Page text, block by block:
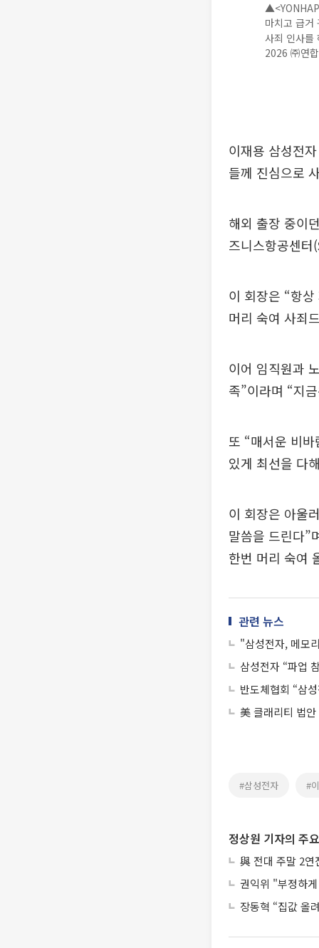
마치고 급거
사죄 인사
2026 ㈜연
이재용 삼성전
들께 진심으로
해외 출장 중이
즈니스항공센터
이 회장은 “항
머리 숙여 사죄
이어 임직원과
족”이라며 “지
또 “매서운 비
있게 최선을 다
이 회장은 아울
말씀을 드린다”
한번 머리 숙여
관련 뉴스
"삼성전자, 메모
삼성전자 “파업
반도체협회 “삼
美 클래리티 법
#삼성전자 #
정상원 기자의 주
與 전대 주말 2
권익위 "부정하
장동혁 “집값 올